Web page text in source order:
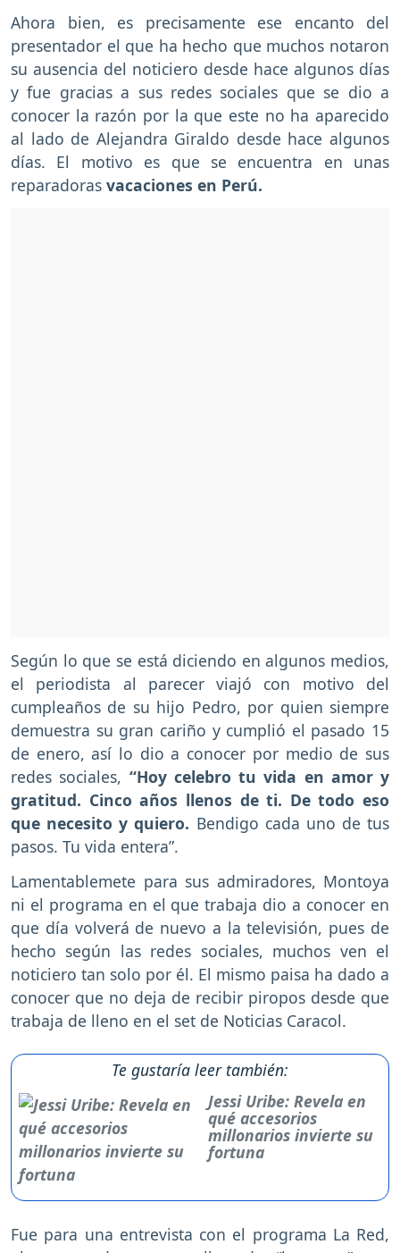
Ahora bien, es precisamente ese encanto del
presentador el que ha hecho que muchos notaron
su ausencia del noticiero desde hace algunos días
y fue gracias a sus redes sociales que se dio a
conocer la razón por la que este no ha aparecido
al lado de Alejandra Giraldo desde hace algunos
días. El motivo es que se encuentra en unas
reparadoras vacaciones en Perú.
Según lo que se está diciendo en algunos medios,
el periodista al parecer viajó con motivo del
cumpleaños de su hijo Pedro, por quien siempre
demuestra su gran cariño y cumplió el pasado 15
de enero, así lo dio a conocer por medio de sus
redes sociales, “Hoy celebro tu vida en amor y
gratitud. Cinco años llenos de ti. De todo eso
que necesito y quiero. Bendigo cada uno de tus
pasos. Tu vida entera”.
Lamentablemete para sus admiradores, Montoya
ni el programa en el que trabaja dio a conocer en
que día volverá de nuevo a la televisión, pues de
hecho según las redes sociales, muchos ven el
noticiero tan solo por él. El mismo paisa ha dado a
conocer que no deja de recibir piropos desde que
trabaja de lleno en el set de Noticias Caracol.
Te gustaría leer también:
Jessi Uribe: Revela en
qué accesorios
millonarios invierte su
fortuna
Fue para una entrevista con el programa La Red,